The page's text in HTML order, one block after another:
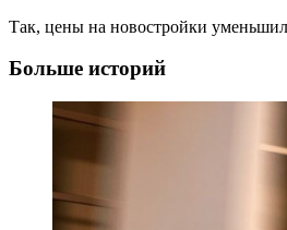
Так, цены на новостройки
Больше историй